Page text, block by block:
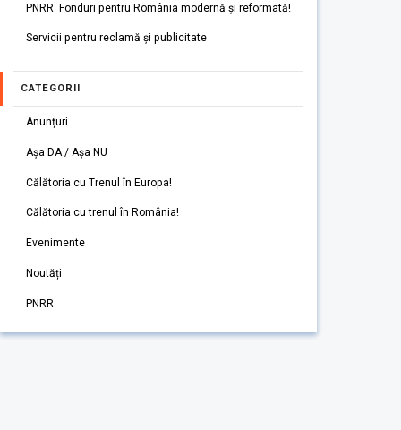
PNRR: Fonduri pentru România modernă și reformată!
Servicii pentru reclamă și publicitate
CATEGORII
Anunțuri
Așa DA / Așa NU
Călătoria cu Trenul în Europa!
Călătoria cu trenul în România!
Evenimente
Noutăți
PNRR